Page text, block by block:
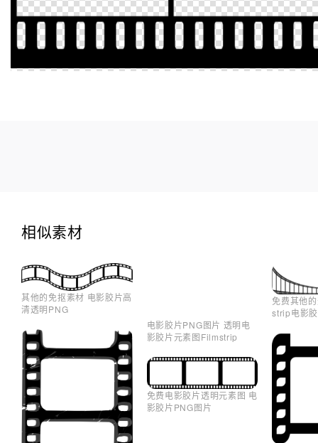
相似素材
其他的免抠素材 电影胶片高
清透明PNG
电影胶片PNG图片 透明电
影胶片元素图Filmstrip
免费电影胶片透明元素图 电
影胶片PNG图片
免费其他
strip电影